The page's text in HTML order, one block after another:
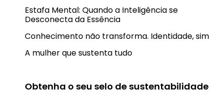
Estafa Mental: Quando a Inteligência se
Desconecta da Essência
Conhecimento não transforma. Identidade, sim
A mulher que sustenta tudo
Obtenha o seu selo de sustentabilidade